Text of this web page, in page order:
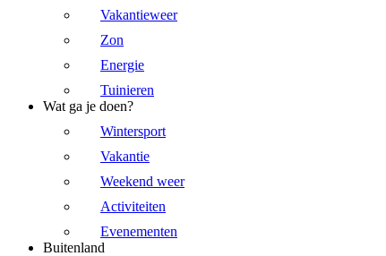
Vakantieweer
Zon
Energie
Tuinieren
Wat ga je doen?
Wintersport
Vakantie
Weekend weer
Activiteiten
Evenementen
Buitenland